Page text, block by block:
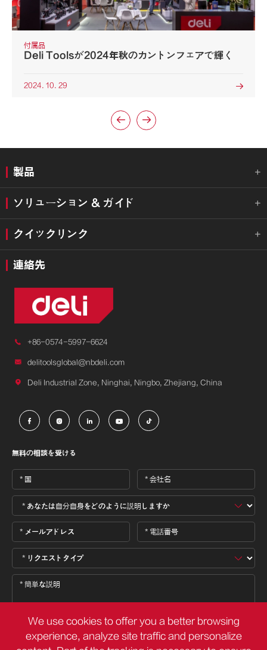
付属品
Deli Toolsが2024年秋のカントンフェアで輝く
2024. 10. 29 
 
製品 
ソリューション & ガイド 
クイックリンク 
連絡先
 +86-0574-5997-6624
 delitoolsglobal@nbdeli.com
 Deli Industrial Zone, Ninghai, Ningbo, Zhejiang, China
    
無料の相談を受ける
We use cookies to offer you a better browsing
experience, analyze site traffic and personalize